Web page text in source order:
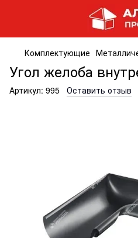
Комплектующие
Угол желоба
Артикул: 995 Оставить отзыв